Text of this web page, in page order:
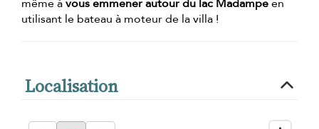
même àvous emmener autour du lac Madampeen
utilisant le bateau à moteur de la villa !
Localisation